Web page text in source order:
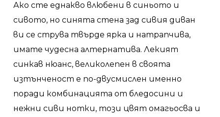
Ако сте еднакво влюбени в синьото и
сивото, но синята стена зад сивия диван
ви се струва твърде ярка и натрапчива,
имате чудесна алтернатива. Лекият
синкав нюанс, великолепен в своята
изтънченост е по-двусмислен именно
поради комбинацията от бледосини и
нежни сиви нотки, този цвят омагьосва и